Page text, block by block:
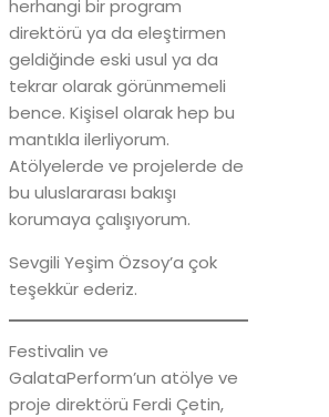
herhangi bir program
direktörü ya da eleştirmen
geldiğinde eski usul ya da
tekrar olarak görünmemeli
bence. Kişisel olarak hep bu
mantıkla ilerliyorum.
Atölyelerde ve projelerde de
bu uluslararası bakışı
korumaya çalışıyorum.
Sevgili Yeşim Özsoy’a çok
teşekkür ederiz.
Festivalin ve
GalataPerform’un atölye ve
proje direktörü Ferdi Çetin,